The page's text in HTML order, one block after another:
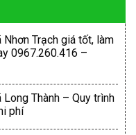
Trạch giá tốt, làm
0967.260.416 –
Thành – Quy trình
phí